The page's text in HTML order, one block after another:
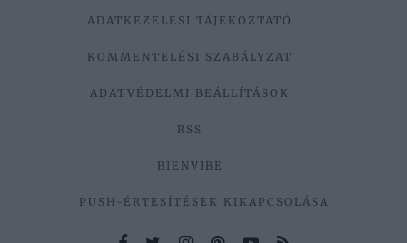
ADATKEZELÉSI TÁJÉKOZTATÓ
KOMMENTELÉSI SZABÁLYZAT
ADATVÉDELMI BEÁLLÍTÁSOK
RSS
BIENVIBE
PUSH-ÉRTESÍTÉSEK KIKAPCSOLÁSA